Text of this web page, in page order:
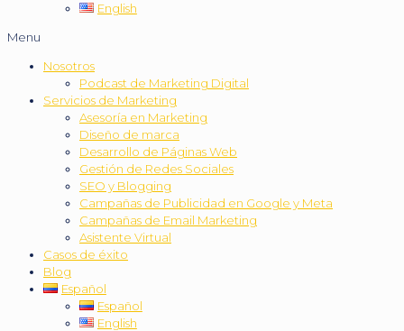
English
Menu
Nosotros
Podcast de Marketing Digital
Servicios de Marketing
Asesoría en Marketing
Diseño de marca
Desarrollo de Páginas Web
Gestión de Redes Sociales
SEO y Blogging
Campañas de Publicidad en Google y Meta
Campañas de Email Marketing
Asistente Virtual
Casos de éxito
Blog
Español
Español
English